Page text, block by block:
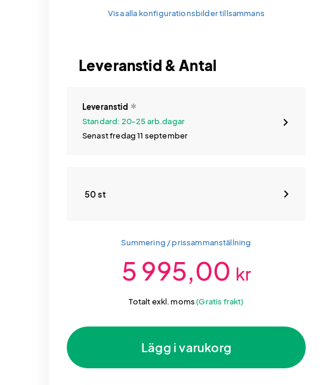
Visa alla konfigurationsbilder tillsammans
Leveranstid & Antal
Leveranstid
Standard: 20-25 arb.dagar
Senast fredag 11 september
50 st
Summering / prissammanställning
5 995,00 kr
Totalt exkl. moms(Gratis frakt)
Lägg i varukorg